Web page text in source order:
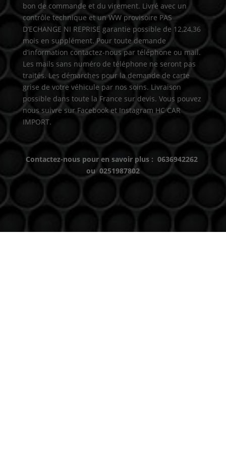
bon de commande et du virement. Livré avec un
contrôle technique et un WW provisoire PAS
D’ECHANGE NI REPRISE garantie possible de 12,24,36
mois en supplément. Pour toute demande
d’information contactez-nous par téléphone ou mail.
Les mails sans numéro de téléphone ne seront pas
traités. Les démarches pour la demande de carte
grise de votre véhicule par nos soins. Livraison
possible dans toute la France sur devis. Vous pouvez
nous suivre sur Facebook et Instagram HC CAR
IMPORT.
Contactez-nous pour en savoir plus : 0636942262
ou 0251987802